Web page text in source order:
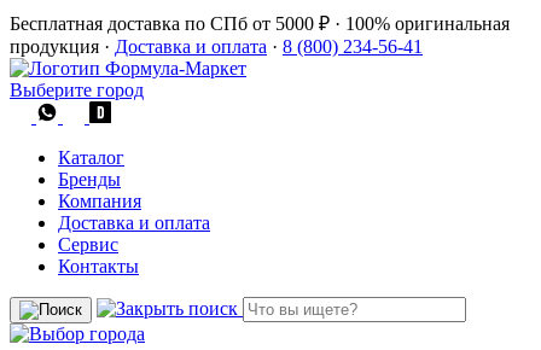
Бесплатная доставка по СПб от 5000 ₽ · 100% оригинальная
продукция · Доставка и оплата · 8 (800) 234-56-41
Выберите город
Каталог
Бренды
Компания
Доставка и оплата
Сервис
Контакты